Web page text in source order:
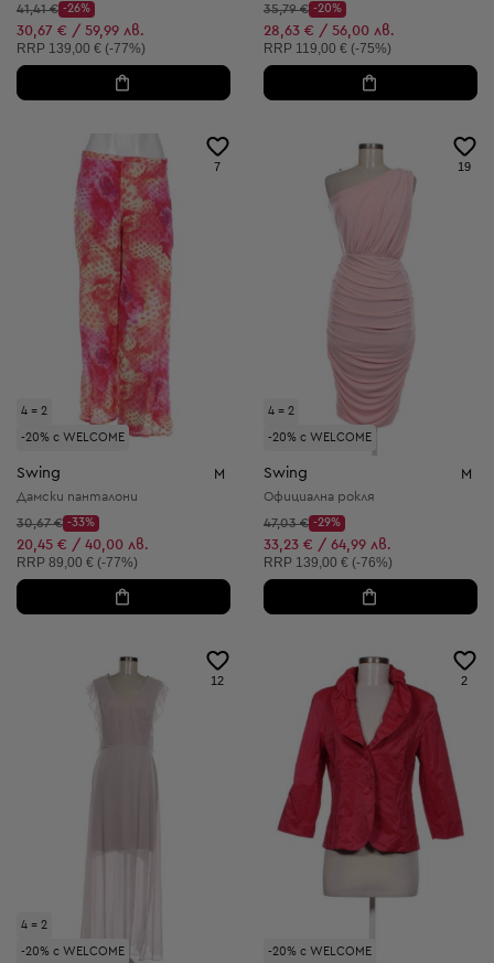
Начална цена:
41,41 €
Discount Price:
-26%
Намалена цена:
30,67 € / 59,99 лв.
Препоръчителна цена:
RRP 139,00 € (-77%)
Начална цена:
35,79 €
Discount Price:
-20%
Намалена цена:
28,63 € / 56,00 лв.
Препоръчителна цена:
RRP 119,00 € (-75%)
4 = 2
-20% с WELCOME
7
Swing M
Дамски панталони
Начална цена:
30,67 €
Discount Price:
-33%
Намалена цена:
20,45 € / 40,00 лв.
Препоръчителна цена:
RRP 89,00 € (-77%)
4 = 2
-20% с WELCOME
19
Swing M
Официална рокля
Начална цена:
47,03 €
Discount Price:
-29%
Намалена цена:
33,23 € / 64,99 лв.
Препоръчителна цена:
RRP 139,00 € (-76%)
4 = 2
-20% с WELCOME
12
-20% с WELCOME
2